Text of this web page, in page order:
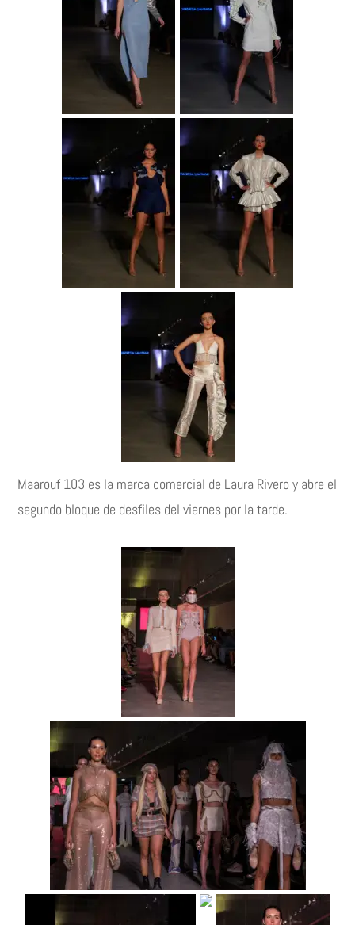
Maarouf 103 es la marca comercial de Laura Rivero y abre el
segundo bloque de desfiles del viernes por la tarde.